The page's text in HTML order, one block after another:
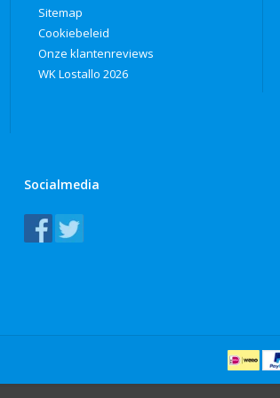
Sitemap
Cookiebeleid
Onze klantenreviews
WK Lostallo 2026
Socialmedia